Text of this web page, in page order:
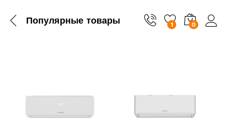
Популярные товары 1 0